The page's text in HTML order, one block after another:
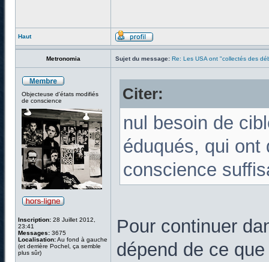
Haut
Metronomia Sujet du message: Re: Les USA ont "collectés des
Objecteuse d'états modifiés
de conscience
Inscription: 28 Juillet 2012,
23:41
Messages: 3675
Localisation:Au fond à gauche
(et derrière Pochel, ça semble
plus sûr)
Citer:
nul besoin de
éduqués, qui ont
conscience
Pour continuer
dépend de ce